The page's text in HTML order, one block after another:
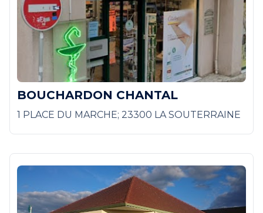
BOUCHARDON CHANTAL
1 PLACE DU MARCHE; 23300 LA SOUTERRAINE